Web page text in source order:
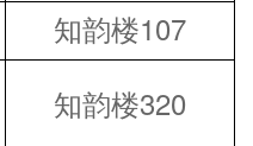
知韵楼107
知韵楼320